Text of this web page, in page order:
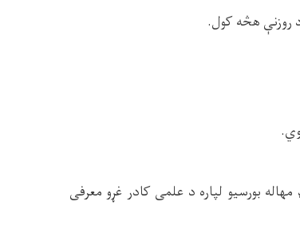
د روزنې هڅه کول.
بورسیو لپاره د علمی کادر غړو معرفی